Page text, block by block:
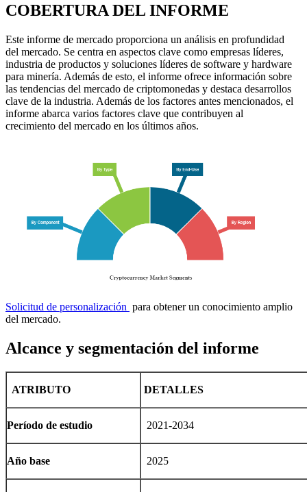
COBERTURA DEL INFORME
Este informe de mercado proporciona un análisis en profundidad
del mercado. Se centra en aspectos clave como empresas líderes,
industria de productos y soluciones líderes de software y hardware
para minería. Además de esto, el informe ofrece información sobre
las tendencias del mercado de criptomonedas y destaca desarrollos
clave de la industria. Además de los factores antes mencionados, el
informe abarca varios factores clave que contribuyen al
crecimiento del mercado en los últimos años.
Solicitud de personalización para obtener un conocimiento amplio
del mercado.
Alcance y segmentación del informe
ATRIBUTO DETALLES
Período de estudio 2021-2034
Año base 2025